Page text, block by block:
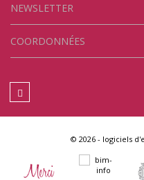
NEWSLETTER
COORDONNÉES
© 2026 - logiciels